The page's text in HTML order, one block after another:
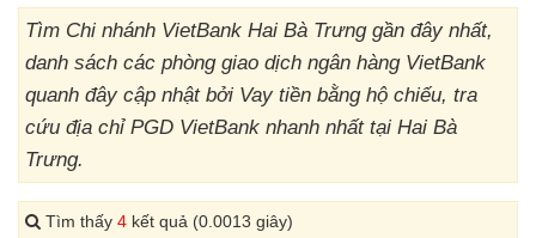
Tìm Chi nhánh VietBank Hai Bà Trưng gần đây nhất,
danh sách các phòng giao dịch ngân hàng VietBank
quanh đây cập nhật bởi Vay tiền bằng hộ chiếu, tra
cứu địa chỉ PGD VietBank nhanh nhất tại Hai Bà
Trưng.
Tìm thấy 4 kết quả (0.0013 giây)